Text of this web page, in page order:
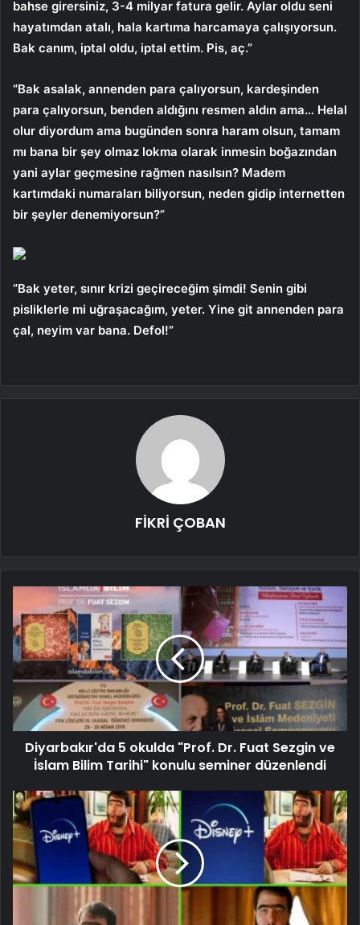
bahse girersiniz, 3-4 milyar fatura gelir. Aylar oldu seni
hayatımdan atalı, hala kartıma harcamaya çalışıyorsun.
Bak canım, iptal oldu, iptal ettim. Pis, aç.”
“Bak asalak, annenden para çalıyorsun, kardeşinden
para çalıyorsun, benden aldığını resmen aldın ama… Helal
olur diyordum ama bugünden sonra haram olsun, tamam
mı bana bir şey olmaz lokma olarak inmesin boğazından
yani aylar geçmesine rağmen nasılsın? Madem
kartımdaki numaraları biliyorsun, neden gidip internetten
bir şeyler denemiyorsun?”
“Bak yeter, sınır krizi geçireceğim şimdi! Senin gibi
pisliklerle mi uğraşacağım, yeter. Yine git annenden para
çal, neyim var bana. Defol!”
FİKRİ ÇOBAN
Diyarbakır'da 5 okulda "Prof. Dr. Fuat Sezgin ve
İslam Bilim Tarihi" konulu seminer düzenlendi